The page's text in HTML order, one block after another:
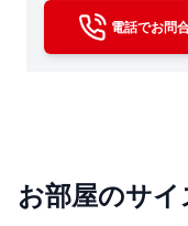
電話でお問
お部屋のサイ